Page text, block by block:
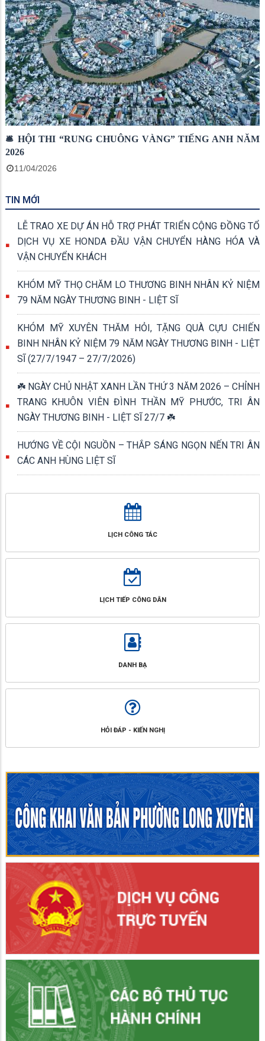
🛎 HỘI THI “RUNG CHUÔNG VÀNG” TIẾNG ANH NĂM
2026
11/04/2026
TIN MỚI
LỄ TRAO XE DỰ ÁN HỖ TRỢ PHÁT TRIỂN CỘNG ĐỒNG TỔ
DỊCH VỤ XE HONDA ĐẦU VẬN CHUYỂN HÀNG HÓA VÀ
VẬN CHUYỂN KHÁCH
KHÓM MỸ THỌ CHĂM LO THƯƠNG BINH NHÂN KỶ NIỆM
79 NĂM NGÀY THƯƠNG BINH - LIỆT SĨ
KHÓM MỸ XUYÊN THĂM HỎI, TẶNG QUÀ CỰU CHIẾN
BINH NHÂN KỶ NIỆM 79 NĂM NGÀY THƯƠNG BINH - LIỆT
SĨ (27/7/1947 – 27/7/2026)
☘️ NGÀY CHỦ NHẬT XANH LẦN THỨ 3 NĂM 2026 – CHỈNH
TRANG KHUÔN VIÊN ĐÌNH THẦN MỸ PHƯỚC, TRI ÂN
NGÀY THƯƠNG BINH - LIỆT SĨ 27/7 ☘️
HƯỚNG VỀ CỘI NGUỒN – THẮP SÁNG NGỌN NẾN TRI ÂN
CÁC ANH HÙNG LIỆT SĨ
LỊCH CÔNG TÁC
LỊCH TIẾP CÔNG DÂN
DANH BẠ
HỎI ĐÁP - KIẾN NGHỊ